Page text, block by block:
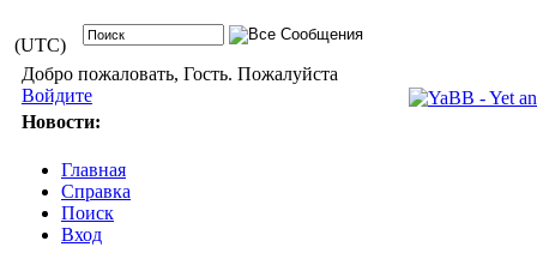
(UTC)
Добро пожаловать, Гость. Пожалуйста
Войдите
Новости:
Главная
Справка
Поиск
Вход